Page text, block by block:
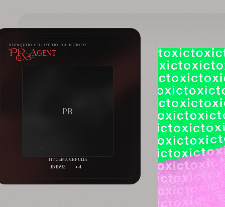
поведаю сплетню за крюге
PR-Agent
151592 +4